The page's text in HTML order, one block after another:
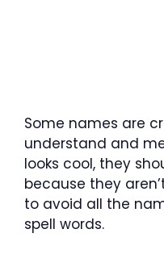
Some names are
understand and
looks cool, they
because they
to avoid all the
spell words.